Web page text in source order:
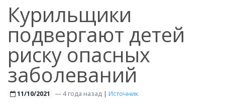
Курильщики
подвергают детей
риску опасных
заболеваний
11/10/2021 —4 года назад | Источник